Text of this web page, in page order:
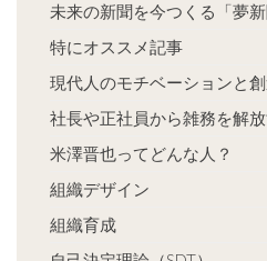
未来の新聞を今つくる「夢新
特にオススメ記事
現代人のモチベーションと
社長や正社員から雑務を解
米澤晋也ってどんな人？
組織デザイン
組織育成